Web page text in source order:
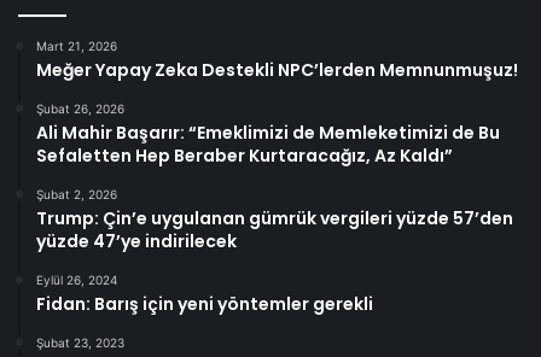
Mart 21, 2026
Meğer Yapay Zeka Destekli NPC’lerden Memnunmuşuz!
Şubat 26, 2026
Ali Mahir Başarır: “Emeklimizi de Memleketimizi de Bu
Sefaletten Hep Beraber Kurtaracağız, Az Kaldı”
Şubat 2, 2026
Trump: Çin’e uygulanan gümrük vergileri yüzde 57’den
yüzde 47’ye indirilecek
Eylül 26, 2024
Fidan: Barış için yeni yöntemler gerekli
Şubat 23, 2023